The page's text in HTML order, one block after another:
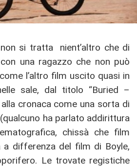
si tratta nient’altro che di
con una ragazzo che non può
l’altro film uscito quasi in
sale, dal titolo “Buried –
cronaca come una sorta di
ha parlato addirittura
chissà che film
a differenza del film di Boyle,
Le trovate registiche